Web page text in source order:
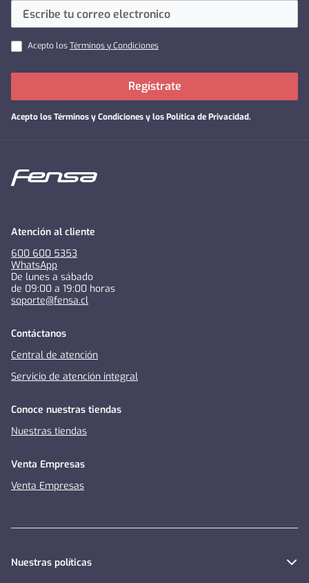
Acepto losTérminos y Condiciones
Acepto losTérminos y Condiciones y los Política de Privacidad.
Regístrate
Atención al cliente
600 600 5353
WhatsApp
De lunes a sábado
de 09:00 a 19:00 horas
soporte@fensa.cl
Contáctanos
Central de atención
Servicio de atención integral
Conoce nuestras tiendas
Nuestras tiendas
Venta Empresas
Venta Empresas
Nuestras políticas